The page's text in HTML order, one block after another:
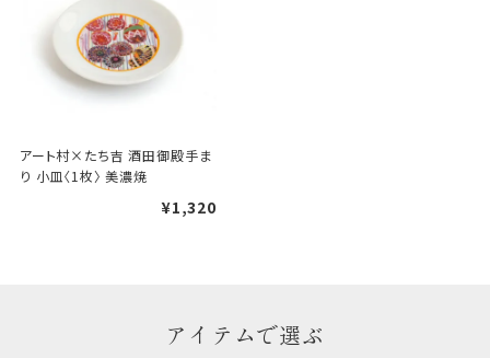
手提袋はお付けできません。
の商品は、ギフト袋にお入れい
アート村×たち吉 酒田御殿手ま
り 小皿〈1枚〉 美濃焼
¥1,320
アイテムで選ぶ